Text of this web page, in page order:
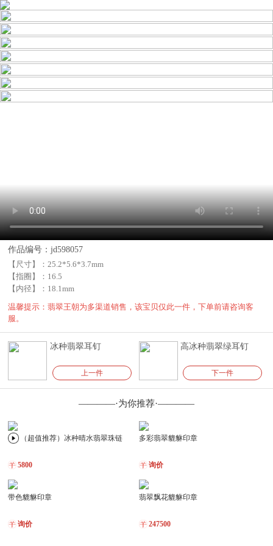
作品编号：jd598057
【尺寸】：25.2*5.6*3.7mm
【指圈】： 16.5
【内径】： 18.1mm
温馨提示：翡翠王朝为多渠道销售，该宝贝仅此一件，下单前请咨询客
服。
冰种翡翠耳钉
上一件
高冰种翡翠绿耳钉
下一件
————·为你推荐·————
（超值推荐）冰种晴水翡翠珠链
5800
多彩翡翠貔貅印章
询价
带色貔貅印章
询价
翡翠飘花貔貅印章
247500